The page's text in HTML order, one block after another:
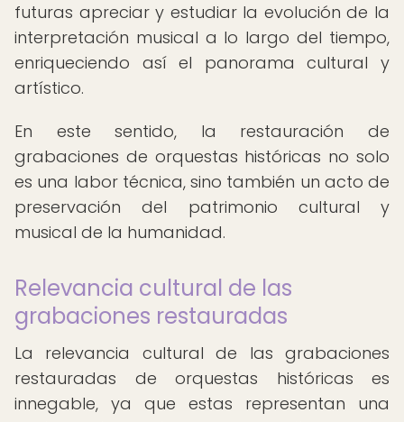
futuras apreciar y estudiar la evolución de la
interpretación musical a lo largo del tiempo,
enriqueciendo así el panorama cultural y
artístico.
En este sentido, la restauración de
grabaciones de orquestas históricas no solo
es una labor técnica, sino también un acto de
preservación del patrimonio cultural y
musical de la humanidad.
Relevancia cultural de las
grabaciones restauradas
La relevancia cultural de las grabaciones
restauradas de orquestas históricas es
innegable, ya que estas representan una